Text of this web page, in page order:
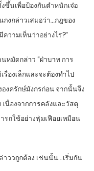
ขึ้น​เพื่อ​ป้องกัน​ตำหนัก​เจ๋อ​
ง​กล่าว​เสมอ​ว่า​…กฎ​ของ​
วามเห็น​ว่า​อย่างไร​?”
หมัด​กล่าว​ “ฝ่าบาท​ การ​
องเล็ก​และ​จะต้อง​ทำ​ไป​
งครักษ์​มังกร​ก่อน​ จากนั้น​จึง
นื่องจาก​การคลัง​และ​วัสดุ​
รถ​ใช้อย่าง​ฟุ่มเฟือย​เหมือน​
ว​ว​ถูกต้อง​ เช่นนั้น​…เริ่ม​กัน​